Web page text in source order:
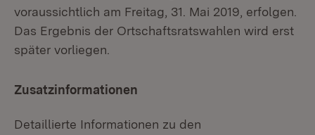
voraussichtlich am Freitag, 31. Mai 2019, erfolgen.
Das Ergebnis der Ortschaftsratswahlen wird erst
später vorliegen.
Zusatzinformationen
Detaillierte Informationen zu den